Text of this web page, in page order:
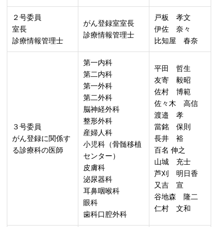
２号委員
室長
診療情報管理士
がん登録室室長
診療情報管理士
戸板 孝文
伊佐 奈々
比知屋 春奈
３号委員
がん登録に関係す
る診療科の医師
第一内科
第二内科
第一外科
第二外科
脳神経外科
整形外科
産婦人科
小児科（骨髄移植
センター）
皮膚科
泌尿器科
耳鼻咽喉科
眼科
歯科口腔外科
平田 哲生
友寄 毅昭
佐村 博範
佐々木 高信
渡邉 孝
當銘 保則
長井 裕
百名 伸之
山城 充士
芦刈 明日香
又吉 宣
谷地森 隆二
仁村 文和